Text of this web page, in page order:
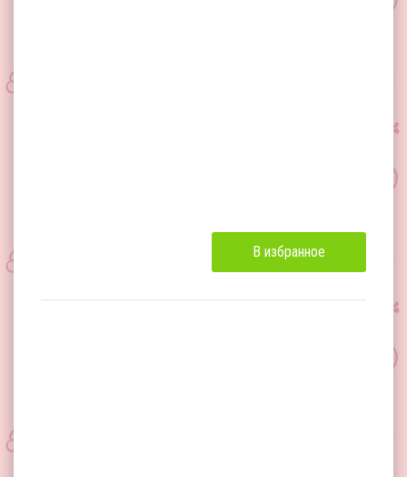
В избранное